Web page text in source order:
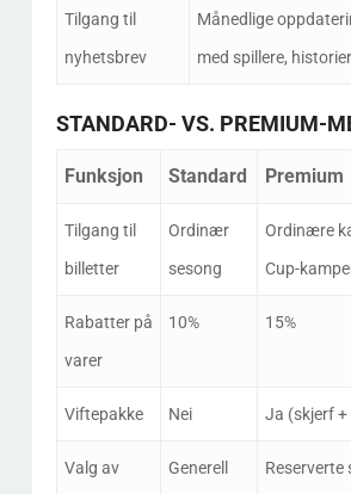
Tilgang til
nyhetsbrev
Månedlige
med spillere,
STANDARD- VS. PREMIUM-
Funksjon Standard Premium
Tilgang til
billetter
Ordinær
sesong
Ordinære
Cup-
Rabatter på
varer
10% 15%
Viftepakke Nei Ja (skjerf
Valg av
Generell
Reserverte